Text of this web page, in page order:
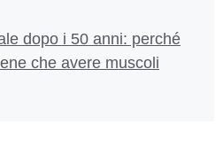
dopo i 50 anni: perché
che avere muscoli